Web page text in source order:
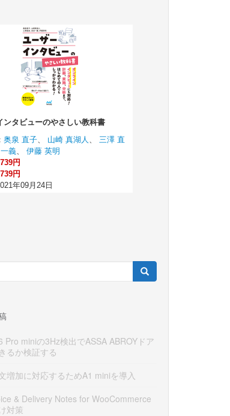
Pro miniの3Hz検出でASSA ABROYドア
るか検証する
増加に対応するためA1 miniを導入
& Delivery Notes for WooCommerce
対策